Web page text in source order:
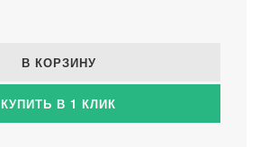
В КОРЗИНУ
КУПИТЬ В 1 КЛИК